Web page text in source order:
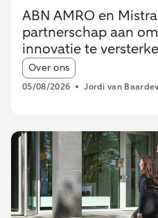
ABN AMRO en
partnerschap aan
innovatie te
Article tags:
Over ons
05/08/2026 Jordi van